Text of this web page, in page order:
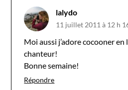
lalydo
11 juillet 2011 à 12 h
Moi aussi j’adore cocooner en
chanteur!
Bonne semaine!
Répondre